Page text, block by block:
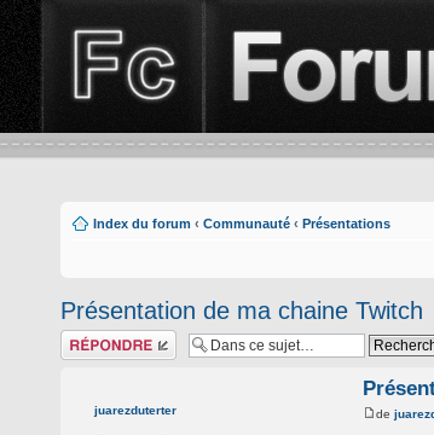
Index du forum ‹ Communauté ‹ Présentations
Présentation de ma chaine Twitch
Répondre
juarezduterter de